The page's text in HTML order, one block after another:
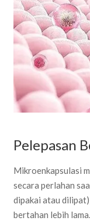
Pelepasan
Mikroenkapsulasi
secara perlahan
dipakai atau
bertahan lebih lama.